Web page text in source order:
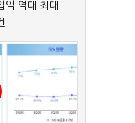
익 역대 최대…